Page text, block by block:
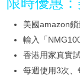
美國amazon
輸入「
香港用家真實
每週使用3次